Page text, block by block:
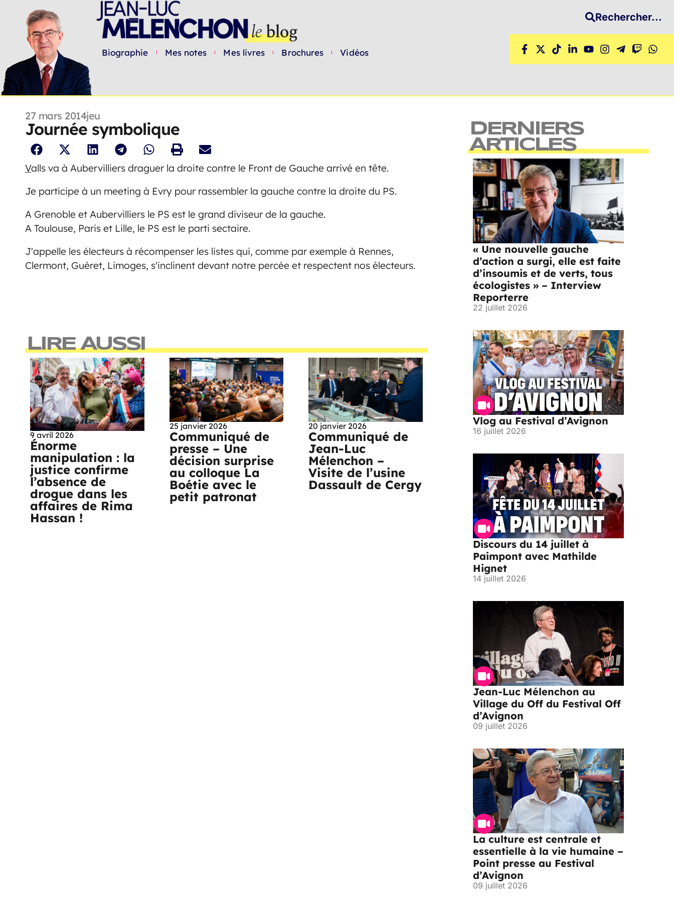
Biographie Mes notes Mes livres Brochures Vidéos
Rechercher...
27 mars 2014jeu
Journée symbolique
Valls va à Aubervilliers draguer la droite contre le Front de Gauche arrivé en tête.
Je participe à un meeting à Evry pour rassembler la gauche contre la droite du PS.
A Grenoble et Aubervilliers le PS est le grand diviseur de la gauche.
A Toulouse, Paris et Lille, le PS est le parti sectaire.
J'appelle les électeurs à récompenser les listes qui, comme par exemple à Rennes,
Clermont, Guéret, Limoges, s'inclinent devant notre percée et respectent nos électeurs.
LIRE AUSSI
9 avril 2026
Énorme
manipulation : la
justice confirme
l’absence de
drogue dans les
affaires de Rima
Hassan !
25 janvier 2026
Communiqué de
presse – Une
décision surprise
au colloque La
Boétie avec le
petit patronat
20 janvier 2026
Communiqué de
Jean-Luc
Mélenchon –
Visite de l’usine
Dassault de Cergy
DERNIERS
ARTICLES
« Une nouvelle gauche
d’action a surgi, elle est faite
d’insoumis et de verts, tous
écologistes » – Interview
Reporterre
22 juillet 2026
Vlog au Festival d’Avignon
16 juillet 2026
Discours du 14 juillet à
Paimpont avec Mathilde
Hignet
14 juillet 2026
Jean-Luc Mélenchon au
Village du Off du Festival Off
d’Avignon
09 juillet 2026
La culture est centrale et
essentielle à la vie humaine –
Point presse au Festival
d’Avignon
09 juillet 2026